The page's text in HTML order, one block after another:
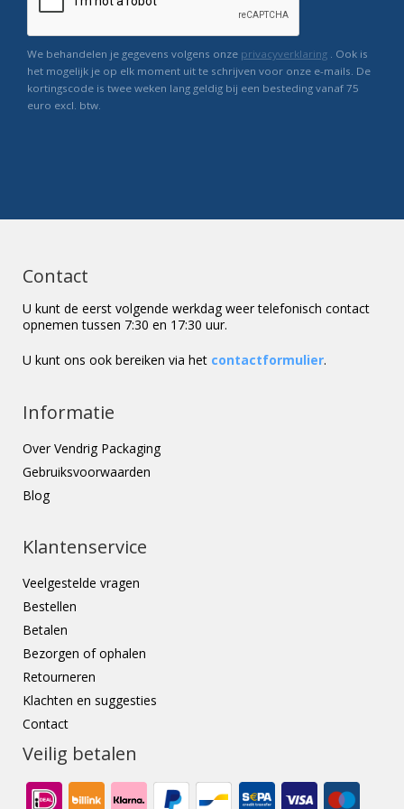
We behandelen je gegevens volgens onze privacyverklaring . Ook is
het mogelijk je op elk moment uit te schrijven voor onze e-mails. De
kortingscode is twee weken lang geldig bij een besteding vanaf 75
euro excl. btw.
Contact
U kunt de eerst volgende werkdag weer telefonisch contact
opnemen tussen 7:30 en 17:30 uur.
U kunt ons ook bereiken via het contactformulier.
Informatie
Over Vendrig Packaging
Gebruiksvoorwaarden
Blog
Klantenservice
Veelgestelde vragen
Bestellen
Betalen
Bezorgen of ophalen
Retourneren
Klachten en suggesties
Contact
Veilig betalen